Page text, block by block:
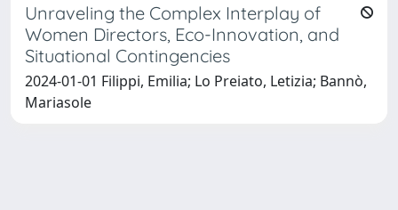
Unraveling the Complex Interplay of
Women Directors, Eco-Innovation, and
Situational Contingencies
2024-01-01 Filippi, Emilia; Lo Preiato, Letizia; Bannò,
Mariasole